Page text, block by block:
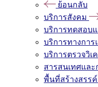
ย้อนกลับ
บริการสังคม
บริการทดสอบ
บริการทางการ
บริการตรวจวิ
สารสนเทศและ
พื้นที่สร้างสรรค์